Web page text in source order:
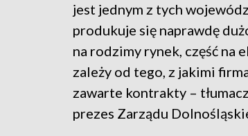
jest jednym z tych
produkuje się naprawdę
na rodzimy rynek, część na
zależy od tego, z jakimi
zawarte kontrakty –
prezes Zarządu